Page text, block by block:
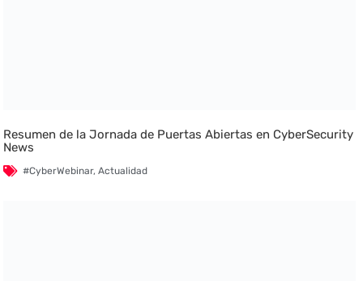
Resumen de la Jornada de Puertas Abiertas en CyberSecurity
News
#CyberWebinar,Actualidad